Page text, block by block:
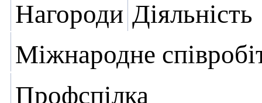
Нагороди Діяльність
Міжнародне
Профспілка